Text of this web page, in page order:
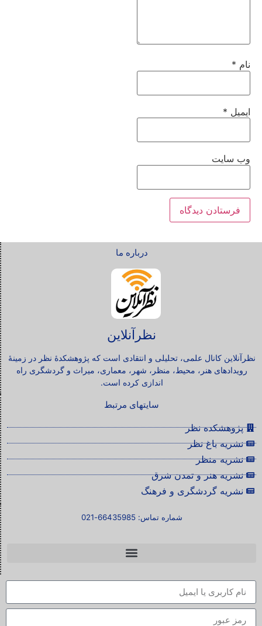
نام *
ایمیل *
وب‌ سایت
درباره ما
نظرآنلاین
نظرآنلاین کانال علمی، تحلیلی و انتقادی است که پژوهشکدۀ نظر در زمینۀ
رویدادهای هنر، محیط، منظر، شهر، معماری، میراث و گردشگری راه
اندازی کرده است.
سایتهای مرتبط
پژوهشکده نظر
نشریه باغ نظر
نشریه منظر
نشریه هنر و تمدن شرق
نشریه گردشگری و فرهنگ
شماره تماس: 66435985-021